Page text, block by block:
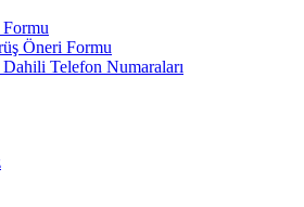
Öneri Formu
Telefon Numaraları